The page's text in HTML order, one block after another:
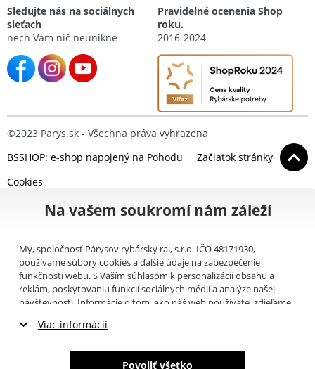
Sledujte nás na sociálnych
sieťach
nech Vám nič neunikne
Pravidelné ocenenia Shop
roku.
2016-2024
©2023 Parys.sk - Všechna práva vyhrazena
BSSHOP: e-shop napojený na Pohodu
Začiatok stránky
Cookies
Na vašem soukromí nám záleží
My, spoločnosť Párysov rybársky raj, s.r.o. IČO 48171930,
používame súbory cookies a ďalšie údaje na zabezpečenie
funkčnosti webu. S Vaším súhlasom k personalizácii obsahu a
reklám, poskytovaniu funkcií sociálnych médií a analýze našej
návštevnosti. Informácie o tom, ako náš web používate, zdieľame
(napríklad Google).Tu
informáciami, ktoré ste im poskytli alebo ktoré získali v dôsledku
Viac informácií
Nevyhnutné cookies
Povoliť všetko